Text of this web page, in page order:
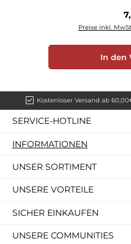
Preise inkl.
In den
Kostenloser Versand ab
SERVICE-HOTLINE
INFORMATIONEN
UNSER SORTIMENT
UNSERE VORTEILE
SICHER EINKAUFEN
UNSERE COMMUNITIES